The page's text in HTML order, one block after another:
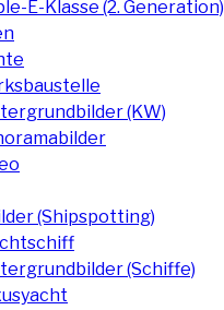
E-Klasse (2. Generation)
(KW)
(Shipspotting)
(Schiffe)